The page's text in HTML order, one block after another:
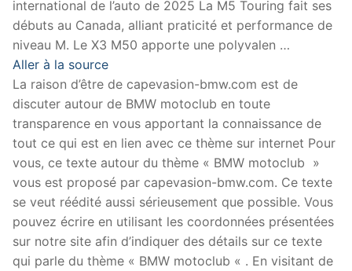
international de l’auto de 2025 La M5 Touring fait ses
débuts au Canada, alliant praticité et performance de
niveau M. Le X3 M50 apporte une polyvalen …
Aller à la source
La raison d’être de capevasion-bmw.com est de
discuter autour de BMW motoclub en toute
transparence en vous apportant la connaissance de
tout ce qui est en lien avec ce thème sur internet Pour
vous, ce texte autour du thème « BMW motoclub »
vous est proposé par capevasion-bmw.com. Ce texte
se veut réédité aussi sérieusement que possible. Vous
pouvez écrire en utilisant les coordonnées présentées
sur notre site afin d’indiquer des détails sur ce texte
qui parle du thème « BMW motoclub « . En visitant de